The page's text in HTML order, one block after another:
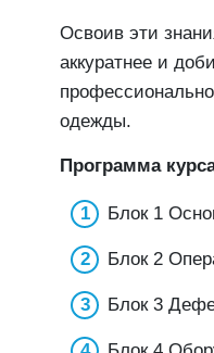
Освоив эти
аккуратнее и
одежды.
Программа
Блок 1
Блок 2
Блок 3